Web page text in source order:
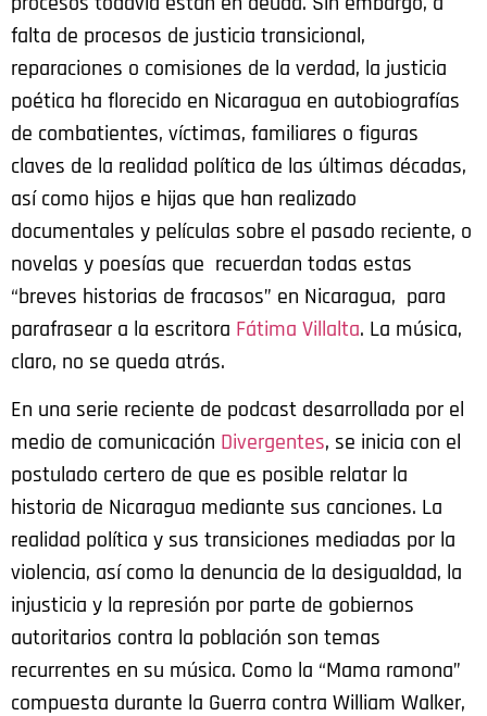
falta de procesos de justicia transicional,
reparaciones o comisiones de la verdad, la justicia
poética ha florecido en Nicaragua en autobiografías
de combatientes, víctimas, familiares o figuras
claves de la realidad política de las últimas décadas,
así como hijos e hijas que han realizado
documentales y películas sobre el pasado reciente, o
novelas y poesías que recuerdan todas estas
“breves historias de fracasos” en Nicaragua, para
parafrasear a la escritora Fátima Villalta. La música,
claro, no se queda atrás.
En una serie reciente de podcast desarrollada por el
medio de comunicación Divergentes, se inicia con el
postulado certero de que es posible relatar la
historia de Nicaragua mediante sus canciones. La
realidad política y sus transiciones mediadas por la
violencia, así como la denuncia de la desigualdad, la
injusticia y la represión por parte de gobiernos
autoritarios contra la población son temas
recurrentes en su música. Como la “Mama ramona”
compuesta durante la Guerra contra William Walker,